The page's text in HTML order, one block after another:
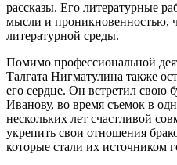
рассказы. Его литературные
мысли и проникновенностью,
литературной среды.
Помимо профессиональной
Талгата Нигматулина также
его сердце. Он встретил свою
Иванову, во время съемок в
нескольких лет счастливой
укрепить свои отношения
которые стали их источником